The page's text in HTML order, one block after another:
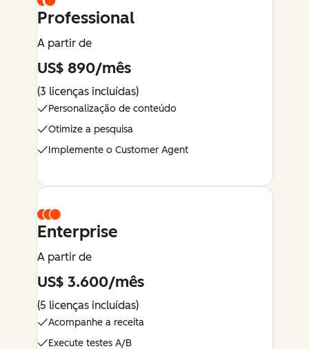
Professional
A partir de
US$ 890/mês
(3 licenças incluídas)
Personalização de conteúdo
Otimize a pesquisa
Implemente o Customer Agent
Enterprise
A partir de
US$ 3.600/mês
(5 licenças incluídas)
Acompanhe a receita
Execute testes A/B